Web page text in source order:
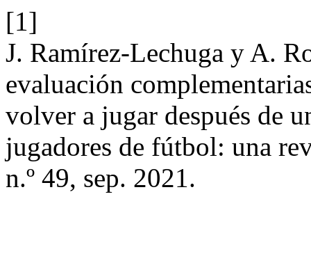
[1]
J. Ramírez-Lechuga y A.
evaluación
volver a jugar después de
jugadores de fútbol: una
n.º 49, sep. 2021.